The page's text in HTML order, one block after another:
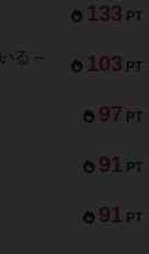
133 PT
103 PT
る～
97 PT
91 PT
91 PT